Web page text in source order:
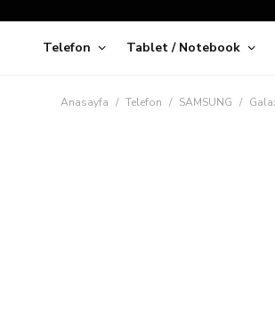
Telefon Tablet / Notebook
Anasayfa Telefon SAMSUNG